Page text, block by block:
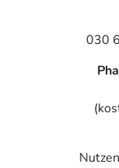
030